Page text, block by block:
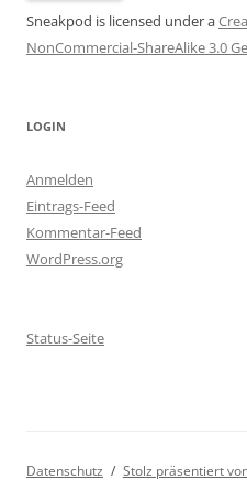
Sneakpod is licensed under a
NonCommercial-ShareAlike 3.0
LOGIN
Anmelden
Eintrags-Feed
Kommentar-Feed
WordPress.org
Status-Seite
Datenschutz Stolz präsentiert